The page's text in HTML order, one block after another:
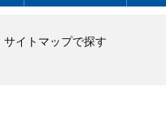
サイトマップで探す